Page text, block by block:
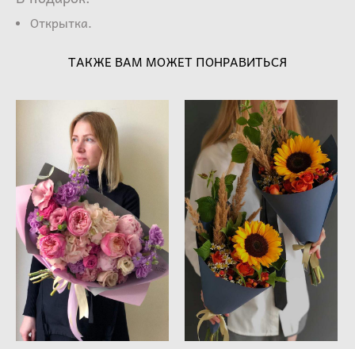
Открытка.
ТАКЖЕ ВАМ МОЖЕТ ПОНРАВИТЬСЯ